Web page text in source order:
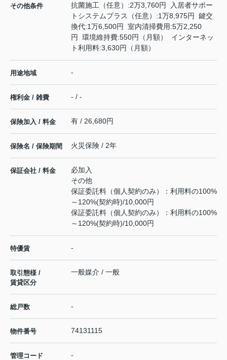
その他条件
抗菌施工（任意）:2万3,760円 入居者サポー
トシステムプラス（任意）:1万8,975円 鍵交
換代:1万6,500円 室内清掃費用:5万2,250
円 環境維持費:550円（月額） インターネッ
ト利用料:3,630円（月額）
用途地域 -
権利金 / 雑費 - / -
保険加入 / 料金 有 / 26,680円
保険名 / 保険期間 火災保険 / 2年
保証会社 / 料金
必加入
その他
保証委託料（個人契約のみ）：利用料の100%
～120%(契約時)/10,000円
保証委託料（個人契約のみ）：利用料の100%
～120%(契約時)/10,000円
特優賃 -
取引態様 /
賃貸区分
一般媒介 / 一般
総戸数 -
物件番号 74131115
管理コード -